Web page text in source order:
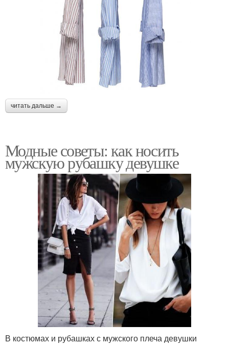
читать дальше →
Модные советы: как носить
мужскую рубашку девушке
В костюмах и рубашках с мужского плеча девушки